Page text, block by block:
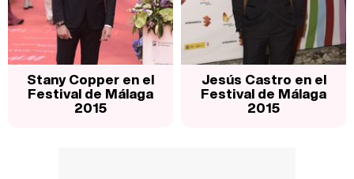
Stany Copper en el
Festival de Málaga
2015
Jesús Castro en el
Festival de Málaga
2015